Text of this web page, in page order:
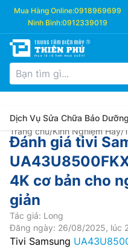
Mua Hàng Online:0918969699
Ninh Bình:0912339019
Dịch Vụ Sửa Chữa Bảo Dưỡng
Trang chủ/Kinh Nghiệm Hay/
Đánh giá tivi
4K cơ bản cho
giản
Tác giả: Long
Đăng ngày: 26/08/2025, lúc
Tivi Samsung